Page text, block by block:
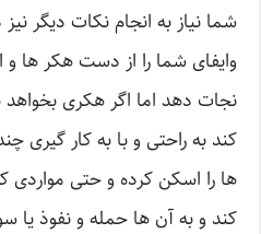
شما نیاز به انجام نکات دیگر نیز
وایفای شما را از دست هکر ها
نجات دهد اما اگر هکری
کند به راحتی و با به کار گیری
ها را اسکن کرده و حتی
کند و به آن ها حمله و نفوذ یا